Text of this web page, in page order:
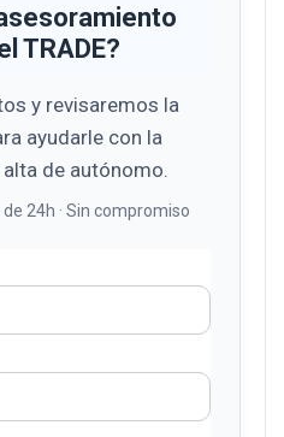
TRADE?
y revisaremos la
ayudarle con la
de autónomo.
24h · Sin compromiso